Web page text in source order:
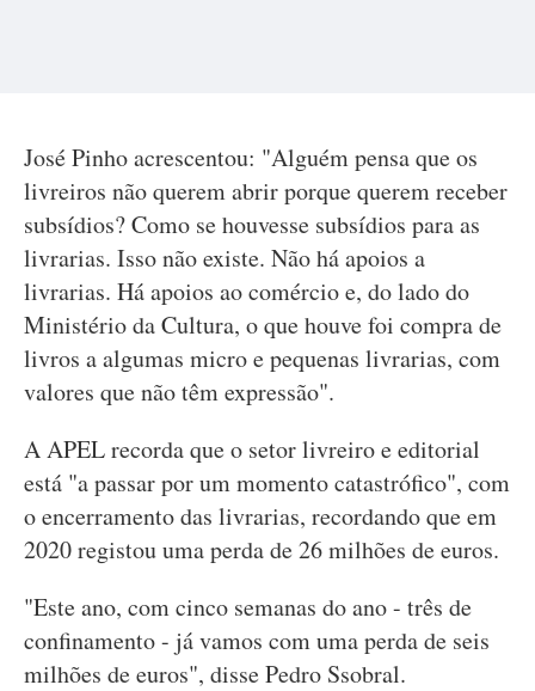
José Pinho acrescentou: "Alguém pensa que os
livreiros não querem abrir porque querem receber
subsídios? Como se houvesse subsídios para as
livrarias. Isso não existe. Não há apoios a
livrarias. Há apoios ao comércio e, do lado do
Ministério da Cultura, o que houve foi compra de
livros a algumas micro e pequenas livrarias, com
valores que não têm expressão".
A APEL recorda que o setor livreiro e editorial
está "a passar por um momento catastrófico", com
o encerramento das livrarias, recordando que em
2020 registou uma perda de 26 milhões de euros.
"Este ano, com cinco semanas do ano - três de
confinamento - já vamos com uma perda de seis
milhões de euros", disse Pedro Ssobral.